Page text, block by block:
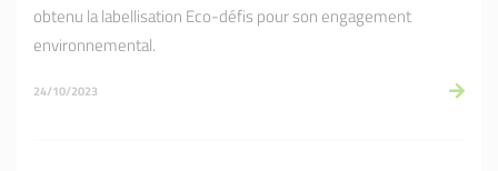
obtenu la labellisation Eco-défis pour son engagement
environnemental.
24/10/2023